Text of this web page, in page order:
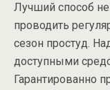
Лучший способ
проводить
сезон простуд.
доступными
Гарантированно